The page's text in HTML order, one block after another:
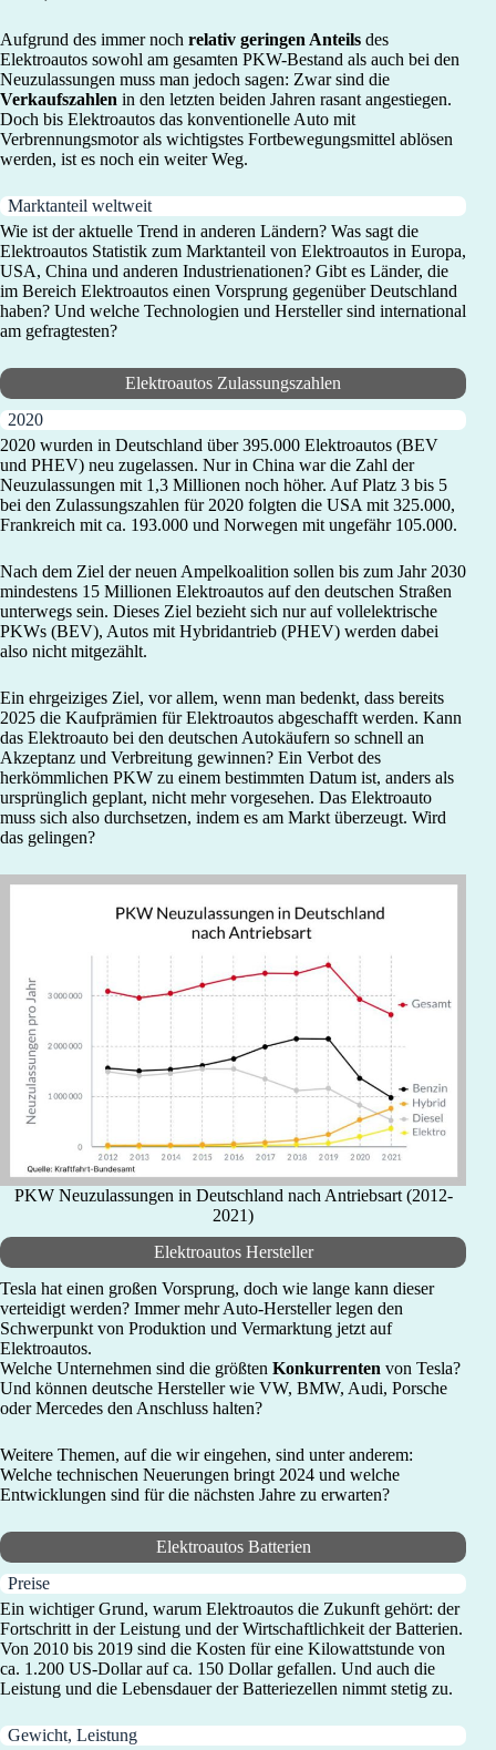
Aufgrund des immer noch relativ geringen Anteils des
Elektroautos sowohl am gesamten PKW-Bestand als auch bei den
Neuzulassungen muss man jedoch sagen: Zwar sind die
Verkaufszahlen in den letzten beiden Jahren rasant angestiegen.
Doch bis Elektroautos das konventionelle Auto mit
Verbrennungsmotor als wichtigstes Fortbewegungsmittel ablösen
werden, ist es noch ein weiter Weg.
Marktanteil weltweit
Wie ist der aktuelle Trend in anderen Ländern? Was sagt die
Elektroautos Statistik zum Marktanteil von Elektroautos in Europa,
USA, China und anderen Industrienationen? Gibt es Länder, die
im Bereich Elektroautos einen Vorsprung gegenüber Deutschland
haben? Und welche Technologien und Hersteller sind international
am gefragtesten?
Elektroautos Zulassungszahlen
2020
2020 wurden in Deutschland über 395.000 Elektroautos (BEV
und PHEV) neu zugelassen. Nur in China war die Zahl der
Neuzulassungen mit 1,3 Millionen noch höher. Auf Platz 3 bis 5
bei den Zulassungszahlen für 2020 folgten die USA mit 325.000,
Frankreich mit ca. 193.000 und Norwegen mit ungefähr 105.000.
Nach dem Ziel der neuen Ampelkoalition sollen bis zum Jahr 2030
mindestens 15 Millionen Elektroautos auf den deutschen Straßen
unterwegs sein. Dieses Ziel bezieht sich nur auf vollelektrische
PKWs (BEV), Autos mit Hybridantrieb (PHEV) werden dabei
also nicht mitgezählt.
Ein ehrgeiziges Ziel, vor allem, wenn man bedenkt, dass bereits
2025 die Kaufprämien für Elektroautos abgeschafft werden. Kann
das Elektroauto bei den deutschen Autokäufern so schnell an
Akzeptanz und Verbreitung gewinnen? Ein Verbot des
herkömmlichen PKW zu einem bestimmten Datum ist, anders als
ursprünglich geplant, nicht mehr vorgesehen. Das Elektroauto
muss sich also durchsetzen, indem es am Markt überzeugt. Wird
das gelingen?
PKW Neuzulassungen in Deutschland nach Antriebsart (2012-
2021)
Elektroautos Hersteller
Tesla hat einen großen Vorsprung, doch wie lange kann dieser
verteidigt werden? Immer mehr Auto-Hersteller legen den
Schwerpunkt von Produktion und Vermarktung jetzt auf
Elektroautos.
Welche Unternehmen sind die größten Konkurrenten von Tesla?
Und können deutsche Hersteller wie VW, BMW, Audi, Porsche
oder Mercedes den Anschluss halten?
Weitere Themen, auf die wir eingehen, sind unter anderem:
Welche technischen Neuerungen bringt 2024 und welche
Entwicklungen sind für die nächsten Jahre zu erwarten?
Elektroautos Batterien
Preise
Ein wichtiger Grund, warum Elektroautos die Zukunft gehört: der
Fortschritt in der Leistung und der Wirtschaftlichkeit der Batterien.
Von 2010 bis 2019 sind die Kosten für eine Kilowattstunde von
ca. 1.200 US-Dollar auf ca. 150 Dollar gefallen. Und auch die
Leistung und die Lebensdauer der Batteriezellen nimmt stetig zu.
Gewicht, Leistung